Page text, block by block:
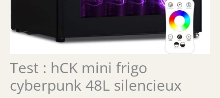
Test : hCK mini frigo
cyberpunk 48L silencieux